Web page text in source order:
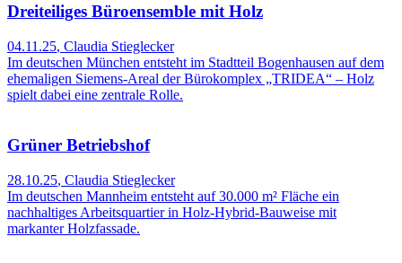
Dreiteiliges Büroensemble mit Holz
04.11.25, Claudia Stieglecker
Im deutschen München entsteht im Stadtteil Bogenhausen auf dem
ehemaligen Siemens-Areal der Bürokomplex „TRIDEA“ – Holz
spielt dabei eine zentrale Rolle.
Grüner Betriebshof
28.10.25, Claudia Stieglecker
Im deutschen Mannheim entsteht auf 30.000 m² Fläche ein
nachhaltiges Arbeitsquartier in Holz-Hybrid-Bauweise mit
markanter Holzfassade.